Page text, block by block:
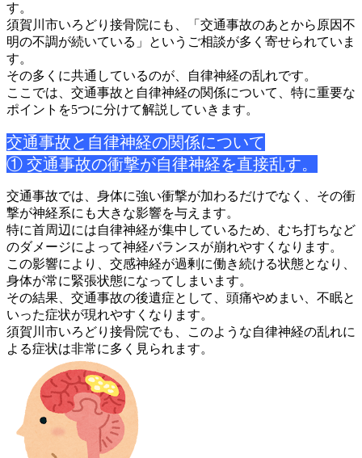
す。
須賀川市いろどり接骨院にも、「交通事故のあとから原因不
明の不調が続いている」というご相談が多く寄せられていま
す。
その多くに共通しているのが、自律神経の乱れです。
ここでは、交通事故と自律神経の関係について、特に重要な
ポイン トを5つに分けて解説していきます。
交通事故と自律神経の関係について
① 交通事故の衝撃が自律神経を直接乱す。
交通事故では、身体に強い衝撃が加わるだけでなく、その衝
撃が神経系にも大きな影響を与えます。
特に首周辺には自律神経が集中しているため、むち打ちなど
のダメ ージによって神経バランスが崩れやすくなります。
この影響により、交感神経が過剰に働き続ける状態となり、
身体が常に緊張状態になってしまいます。
その結果、交通事故の後遺症として、頭痛やめまい、不眠と
いった症状が現れやすくなります。
須賀川市いろどり接骨院でも、このような自律神経の乱れに
よる症状は非常に多く見られます。